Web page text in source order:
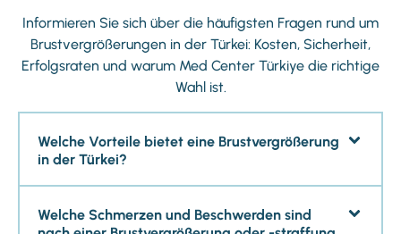
Informieren Sie sich über die häufigsten Fragen rund um
Brustvergrößerungen in der Türkei: Kosten, Sicherheit,
Erfolgsraten und warum Med Center Türkiye die richtige
Wahl ist.
Welche Vorteile bietet eine Brustvergrößerung
in der Türkei?
Welche Schmerzen und Beschwerden sind